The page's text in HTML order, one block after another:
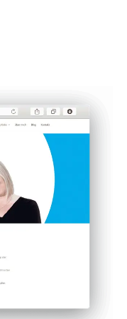
wie wir
mit
So finden uns
Mareike!"